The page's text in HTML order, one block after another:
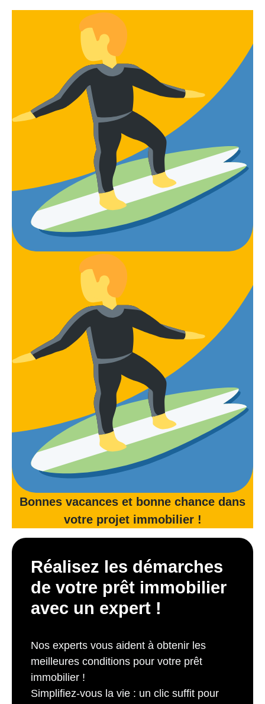
Bonnes vacances et bonne chance dans
votre projet immobilier !
Réalisez les démarches
de votre prêt immobilier
avec un expert !
Nos experts vous aident à obtenir les
meilleures conditions pour votre prêt
immobilier !
Simplifiez-vous la vie : un clic suffit pour